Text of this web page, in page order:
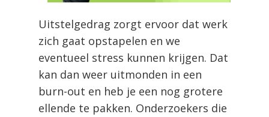
Uitstelgedrag zorgt ervoor dat werk
zich gaat opstapelen en we
eventueel stress kunnen krijgen. Dat
kan dan weer uitmonden in een
burn-out en heb je een nog grotere
ellende te pakken. Onderzoekers die